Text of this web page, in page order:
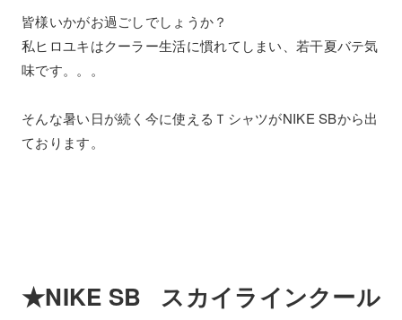
皆様いかがお過ごしでしょうか？
私ヒロユキはクーラー生活に慣れてしまい、若干夏バテ気
味です。。。
そんな暑い日が続く今に使えるＴシャツがNIKE SBから出
ております。
★NIKE SB スカイラインクール